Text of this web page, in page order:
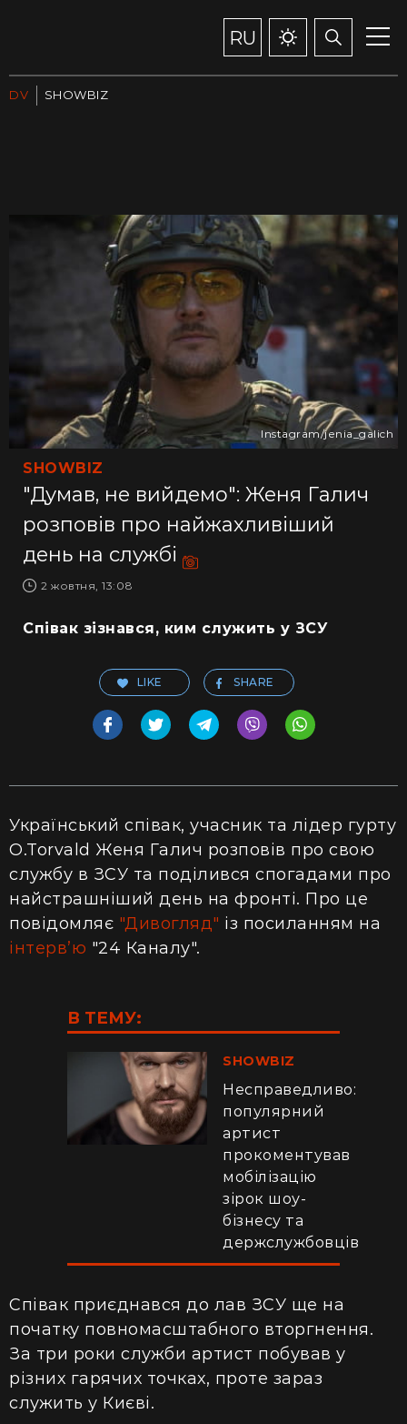
RU
DV SHOWBIZ
SHOWBIZ
"Думав, не вийдемо": Женя Галич
розповів про найжахливіший
день на службі
2 жовтня, 13:08
Іnstagram/jenia_galich
Співак зізнався, ким служить у ЗСУ
LIKE SHARE
Український співак, учасник та лідер гурту
O.Torvald Женя Галич розповів про свою
службу в ЗСУ та поділився спогадами про
найстрашніший день на фронті. Про це
повідомляє "Дивогляд" із посиланням на
інтерв’ю "24 Каналу".
В ТЕМУ:
SHOWBIZ
Несправедливо:
популярний
артист
прокоментував
мобілізацію
зірок шоу-
бізнесу та
держслужбовців
Співак приєднався до лав ЗСУ ще на
початку повномасштабного вторгнення.
За три роки служби артист побував у
різних гарячих точках, проте зараз
служить у Києві.